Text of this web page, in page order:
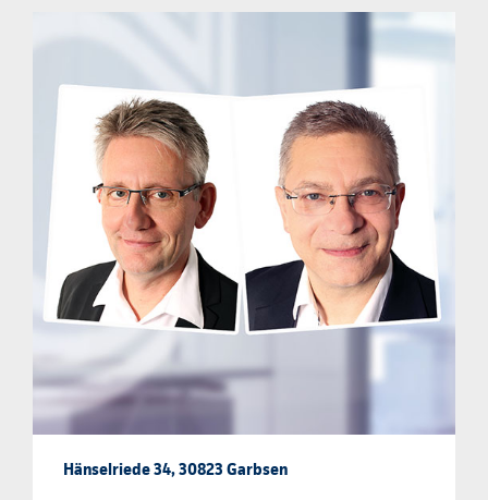
Hänselriede 34, 30823 Garbsen